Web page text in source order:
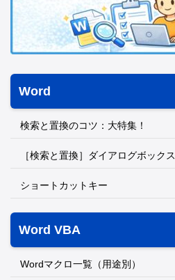
Word
検索と置換のコツ：大特集！
［検索と置換］ダイアログボックス
ショートカットキー
Word VBA
Wordマクロ一覧（用途別）